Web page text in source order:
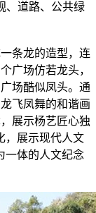
、道路、公共绿
条龙的造型，连
广场仿若龙头，
场酷似凤头。通
飞凤舞的和谐画
展示杨艺匠心独
，展示现代人文
一体的人文纪念